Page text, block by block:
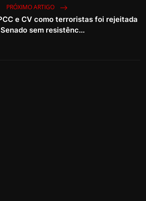
PRÓXIMO ARTIGO
e CV como terroristas foi rejeitada
sem resistênc...